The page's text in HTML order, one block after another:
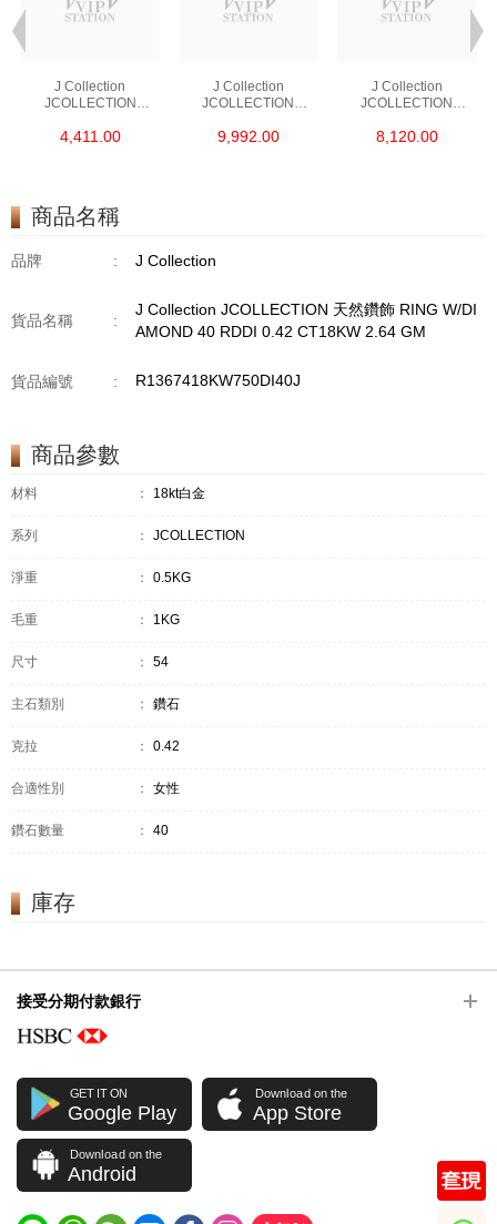
J Collection
JCOLLECTION
RDDI 0.48 CT18KR
4,411.00
J Collection
JCOLLECTION
RDDI 1.34 CT18KW
9,992.00
J Collection
JCOLLECTION
W/DIAMOND 7
8,120.00
商品名稱
品牌 : J Collection
貨品名稱 :
J Collection JCOLLECTION 天然鑽飾 RING W/DI
AMOND 40 RDDI 0.42 CT18KW 2.64 GM
貨品編號 : R1367418KW750DI40J
商品參數
材料 ： 18kt白金
系列 ： JCOLLECTION
淨重 ： 0.5KG
毛重 ： 1KG
尺寸 ： 54
主石類別 ： 鑽石
克拉 ： 0.42
合適性別 ： 女性
鑽石數量 ： 40
庫存
接受分期付款銀行
GET IT ON
Google Play
Download on the
App Store
Download on the
Android